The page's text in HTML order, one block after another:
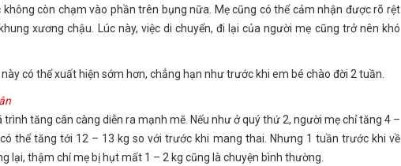
còn chạm vào phần trên bụng nữa. Mẹ cũng có thể cảm nhận được rõ rệt
xương chậu. Lúc này, việc di chuyển, đi lại của người mẹ cũng trở nên khó
có thể xuất hiện sớm hơn, chẳng hạn như trước khi em bé chào đời 2 tuần.
tăng cân càng diễn ra mạnh mẽ. Nếu như ở quý thứ 2, người mẹ chỉ tăng 4 –
thể tăng tới 12 – 13 kg so với trước khi mang thai. Nhưng 1 tuần trước khi về
lại, thậm chí mẹ bị hụt mất 1 – 2 kg cũng là chuyện bình thường.